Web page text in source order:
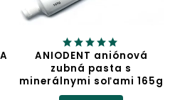
s
165g
Jablčný